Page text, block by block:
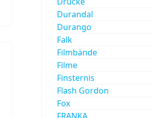
Durandal
Durango
Falk
Filmbände
Filme
Finsternis
Flash Gordon
Fox